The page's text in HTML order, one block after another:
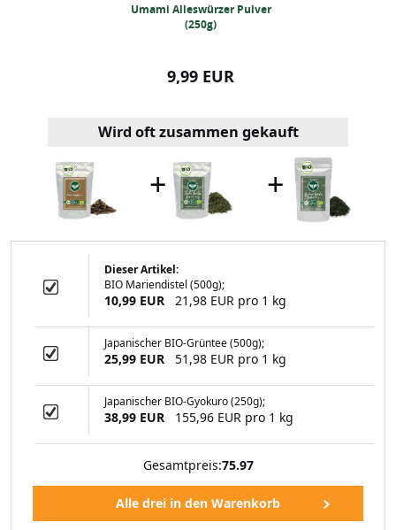
Umami Alleswürzer Pulver
(250g)
9,99 EUR
Pulver
Wird oft zusammen gekauft
+ +
Dieser Artikel:
BIO Mariendistel (500g);
10,99 EUR 21,98 EUR pro 1 kg
Japanischer BIO-Grüntee (500g);
25,99 EUR 51,98 EUR pro 1 kg
Japanischer BIO-Gyokuro (250g);
38,99 EUR 155,96 EUR pro 1 kg
Gesamtpreis:75.97